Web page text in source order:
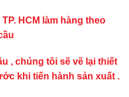
HCM làm hàng theo
, chúng tôi sẽ vẽ lại thiết
khi tiến hành sản xuất .